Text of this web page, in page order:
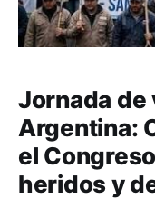
Jornada de
Argentina:
el
heridos y